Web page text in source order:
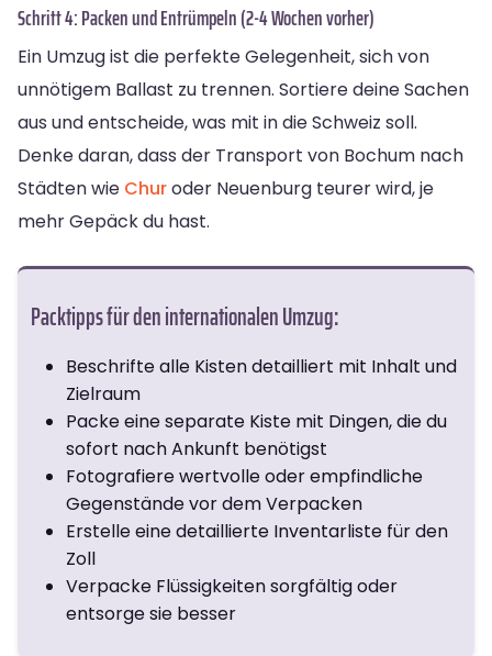
Schritt 4: Packen und Entrümpeln (2-4 Wochen vorher)
Ein Umzug ist die perfekte Gelegenheit, sich von
unnötigem Ballast zu trennen. Sortiere deine Sachen
aus und entscheide, was mit in die Schweiz soll.
Denke daran, dass der Transport von Bochum nach
Städten wie Churoder Neuenburg teurer wird, je
mehr Gepäck du hast.
Packtipps für den internationalen Umzug:
Beschrifte alle Kisten detailliert mit Inhalt und
Zielraum
Packe eine separate Kiste mit Dingen, die du
sofort nach Ankunft benötigst
Fotografiere wertvolle oder empfindliche
Gegenstände vor dem Verpacken
Erstelle eine detaillierte Inventarliste für den
Zoll
Verpacke Flüssigkeiten sorgfältig oder
entsorge sie besser